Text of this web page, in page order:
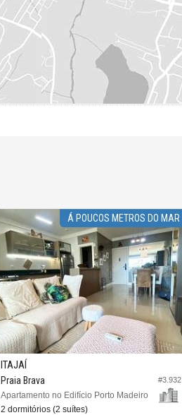
Á POUCOS METROS DO MAR
#3.932
ITAJAÍ
Praia Brava
Apartamento no Edifício Porto Madeiro
2 dormitórios (2 suítes)